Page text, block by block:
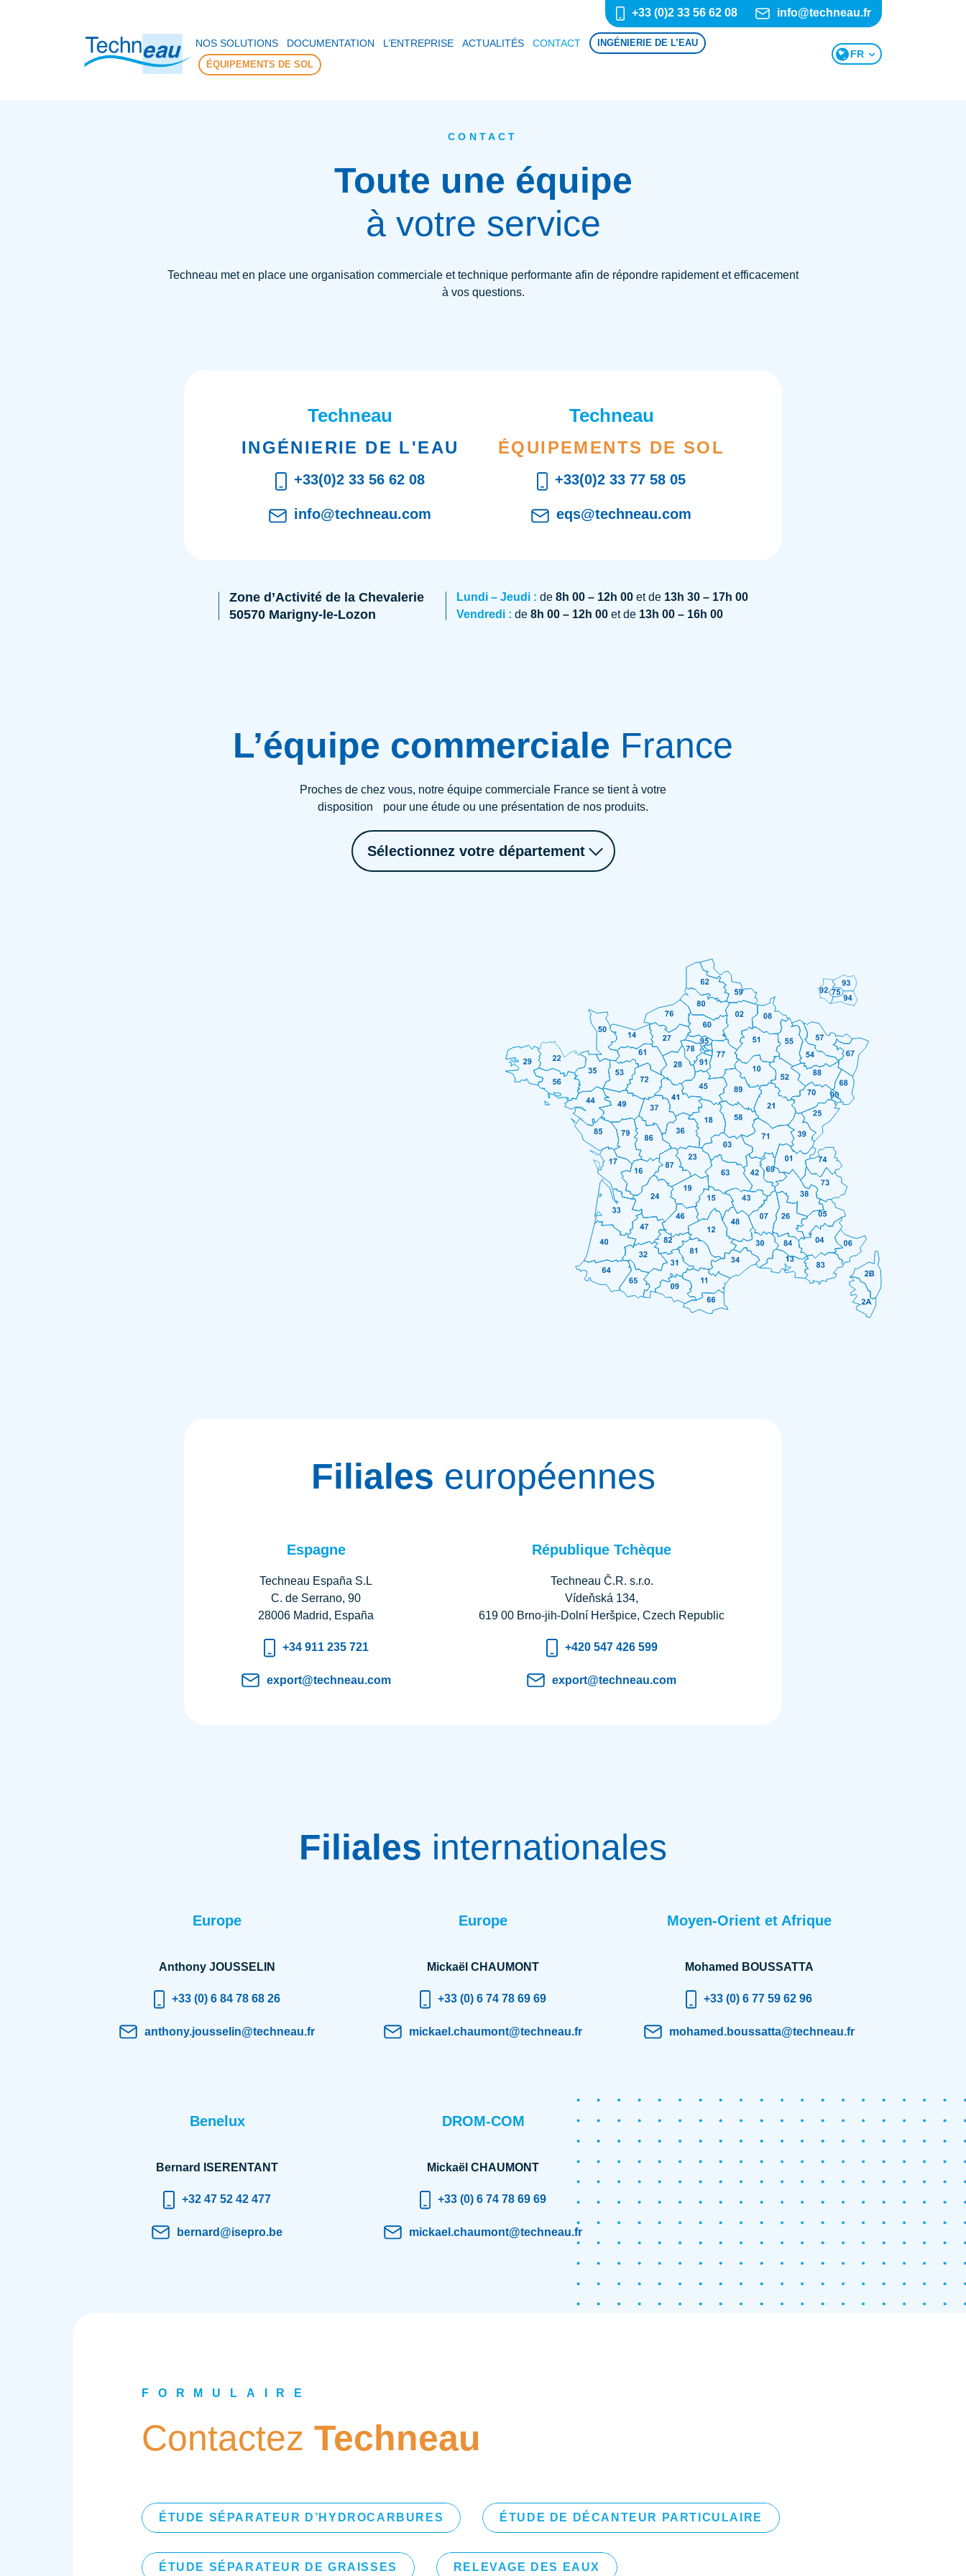
+33 (0)2 33 56 62 08 info@techneau.fr
NOS SOLUTIONS DOCUMENTATION L’ENTREPRISE ACTUALITÉS CONTACT
INGÉNIERIE DE L’EAU
ÉQUIPEMENTS DE SOL
FR
CONTACT
Toute une équipe
à votre service
Techneau met en place une organisation commerciale et technique performante afin de répondre rapidement et efficacement
à vos questions.
Techneau
INGÉNIERIE DE L'EAU
+33(0)2 33 56 62 08
info@techneau.com
Techneau
ÉQUIPEMENTS DE SOL
+33(0)2 33 77 58 05
eqs@techneau.com
Zone d’Activité de la Chevalerie
50570 Marigny-le-Lozon
Lundi – Jeudi : de 8h 00 – 12h 00et de 13h 30 – 17h 00
Vendredi : de 8h 00 – 12h 00et de 13h 00 – 16h 00
L’équipe commerciale France
Proches de chez vous, notre équipe commerciale France se tient à votre
disposition pour une étude ou une présentation de nos produits.
Filiales européennes
Espagne
Techneau España S.L
C. de Serrano, 90
28006 Madrid, España
+34 911 235 721
export@techneau.com
République Tchèque
Techneau Č.R. s.r.o.
Vídeňská 134,
619 00 Brno-jih-Dolní Heršpice, Czech Republic
+420 547 426 599
export@techneau.com
Filiales internationales
Europe
Anthony JOUSSELIN
+33 (0) 6 84 78 68 26
anthony.jousselin@techneau.fr
Europe
Mickaël CHAUMONT
+33 (0) 6 74 78 69 69
mickael.chaumont@techneau.fr
Moyen-Orient et Afrique
Mohamed BOUSSATTA
+33 (0) 6 77 59 62 96
mohamed.boussatta@techneau.fr
Benelux
Bernard ISERENTANT
+32 47 52 42 477
bernard@isepro.be
DROM-COM
Mickaël CHAUMONT
+33 (0) 6 74 78 69 69
mickael.chaumont@techneau.fr
FORMULAIRE
Contactez Techneau
ÉTUDE SÉPARATEUR D’HYDROCARBURES ÉTUDE DE DÉCANTEUR PARTICULAIRE
ÉTUDE SÉPARATEUR DE GRAISSES RELEVAGE DES EAUX